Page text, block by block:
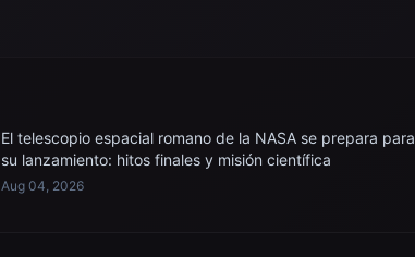
El telescopio espacial romano de la NASA se prepara para
su lanzamiento: hitos finales y misión científica
Aug 04, 2026